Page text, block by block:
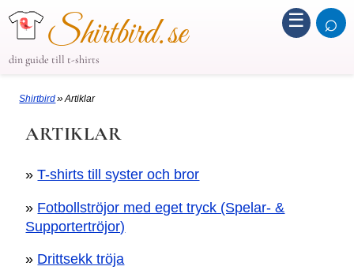
Shirtbird.se
din guide till t-shirts
☰ ⌕
Shirtbird»Artiklar
ARTIKLAR
»T-shirts till syster och bror
» Fotbollströjor med eget tryck (Spelar- &
Supportertröjor)
» Drittsekk tröja